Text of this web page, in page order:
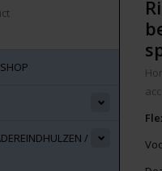
/